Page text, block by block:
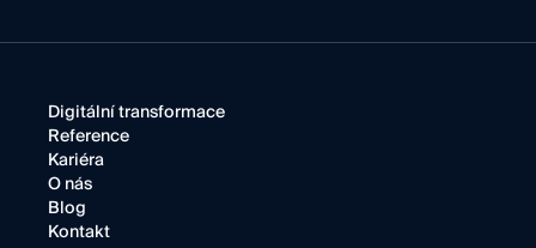
Digitální transformace
Reference
Kariéra
O nás
Blog
Kontakt